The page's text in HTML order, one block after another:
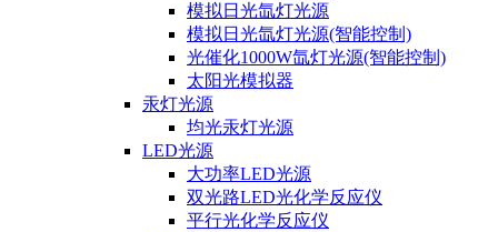
模拟日光氙灯光源
模拟日光氙灯光源(智能控制)
光催化1000W氙灯光源(智能控制)
太阳光模拟器
汞灯光源
均光汞灯光源
LED光源
大功率LED光源
双光路LED光化学反应仪
平行光化学反应仪